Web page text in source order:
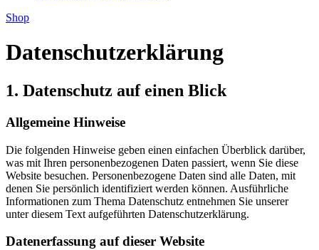
Shop
Datenschutzerklärung
1. Datenschutz auf einen Blick
Allgemeine Hinweise
Die folgenden Hinweise geben einen einfachen Überblick darüber,
was mit Ihren personenbezogenen Daten passiert, wenn Sie diese
Website besuchen. Personenbezogene Daten sind alle Daten, mit
denen Sie persönlich identifiziert werden können. Ausführliche
Informationen zum Thema Datenschutz entnehmen Sie unserer
unter diesem Text aufgeführten Datenschutzerklärung.
Datenerfassung auf dieser Website